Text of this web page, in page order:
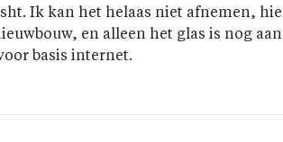
Ik kan het helaas niet afnemen,
en alleen het glas is nog
basis internet.